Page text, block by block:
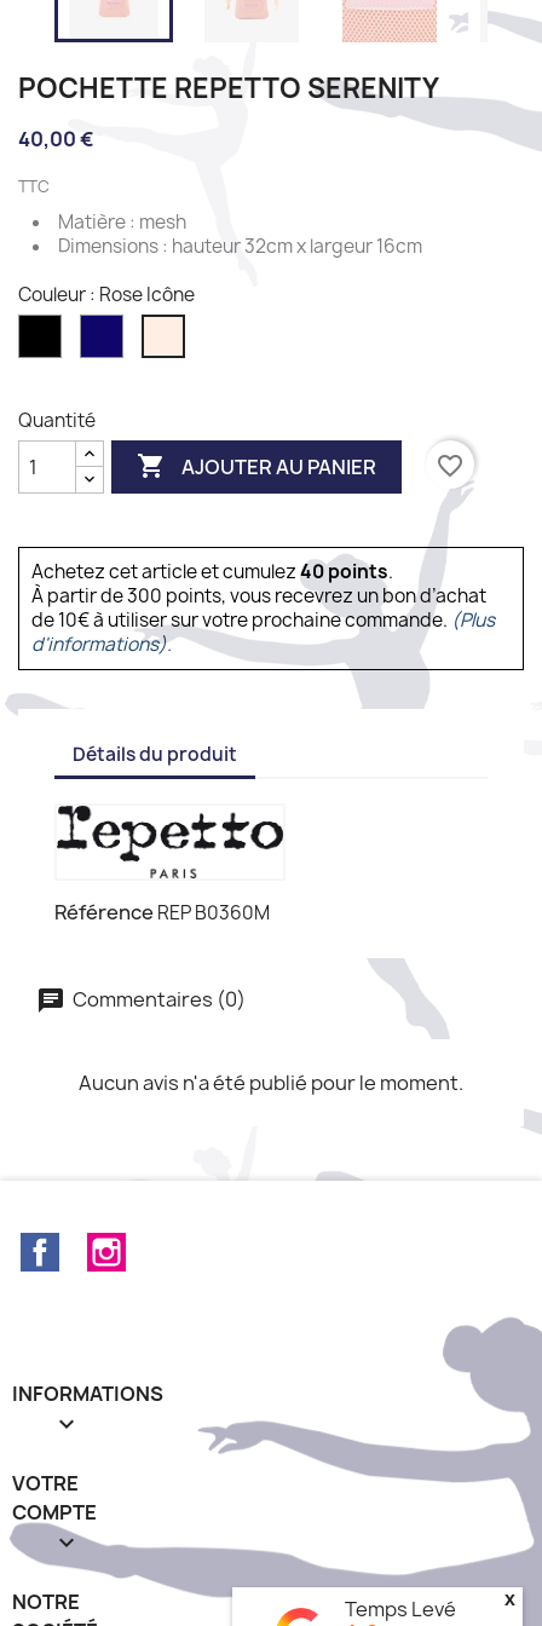
POCHETTE REPETTO SERENITY
40,00 €
TTC
Matière : mesh
Dimensions : hauteur 32cm x largeur 16cm
Couleur : Rose Icône
nuit
Icône
Quantité
 AJOUTER AU PANIER favorite_border
Achetez cet article et cumulez40points.
À partir de 300 points, vous recevrez un bon d’achat
de 10€ à utiliser sur votre prochaine commande. (Plus
d'informations).
Détails du produit
Référence REP B0360M
Commentaires (0)
Aucun avis n'a été publié pour le moment.
Facebook
INFORMATIONS

VOTRE
COMPTE

NOTRE
Temps Levé x